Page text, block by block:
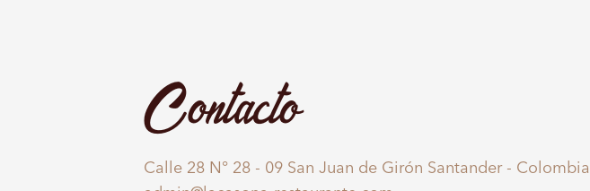
Contacto
Calle 28 N° 28 - 09 San Juan de Girón Santander - Colombia